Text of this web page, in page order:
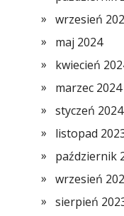
wrzesień
maj 2024
kwiecień
marzec 2024
styczeń 2024
listopad
październik
wrzesień
sierpień